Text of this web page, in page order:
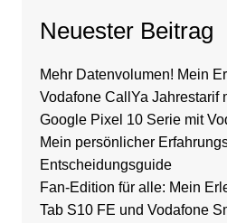
Neuester Beitrag
Mehr Datenvolumen! Mein
Vodafone CallYa Jahrestarif
Google Pixel 10 Serie mit
Mein persönlicher
Entscheidungsguide
Fan-Edition für alle: Mein
Tab S10 FE und Vodafone